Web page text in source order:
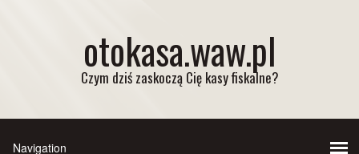
otokasa.waw.pl
Czym dziś zaskoczą Cię kasy fiskalne?